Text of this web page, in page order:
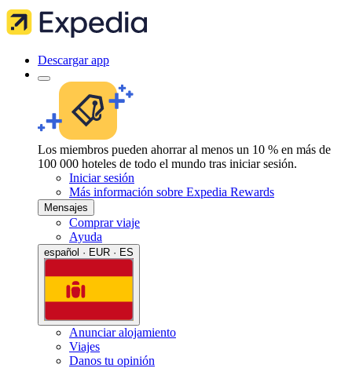
Descargar app
Los miembros pueden ahorrar al menos un 10 % en más de
100 000 hoteles de todo el mundo tras iniciar sesión.
Iniciar sesión
Más información sobre Expedia Rewards
Mensajes
Comprar viaje
Ayuda
español · EUR · ES
Anunciar alojamiento
Viajes
Danos tu opinión